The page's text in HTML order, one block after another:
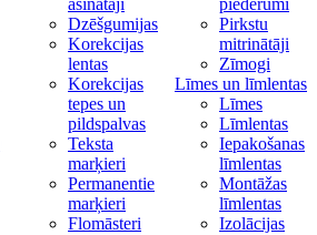
asinātāji
Dzēšgumijas
Korekcijas
lentas
Korekcijas
tepes un
pildspalvas
Teksta
marķieri
Permanentie
marķieri
Flomāsteri
piederumi
Pirkstu
mitrinātāji
Zīmogi
Līmes un līmlentas
Līmes
Līmlentas
Iepakošanas
līmlentas
Montāžas
līmlentas
Izolācijas